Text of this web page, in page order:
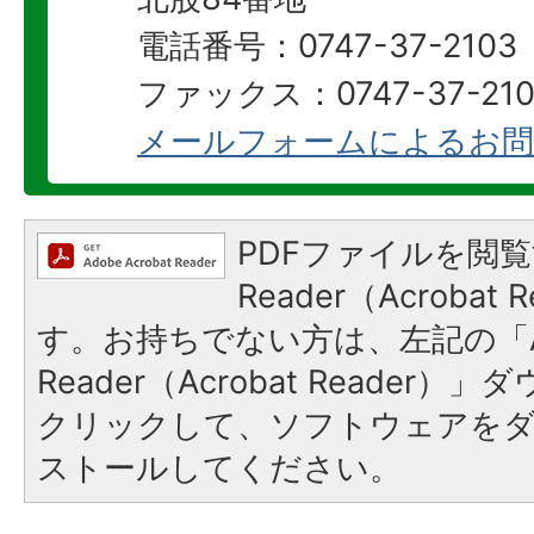
電話番号：0747-37-2103
ファックス：0747-37-
メールフォームによるお
PDFファイルを閲
Reader（Acrobat
す。お持ちでない方は、左記の
Reader（Acrobat Reader）」ダ
クリックして、ソフトウェアを
ストールしてください。